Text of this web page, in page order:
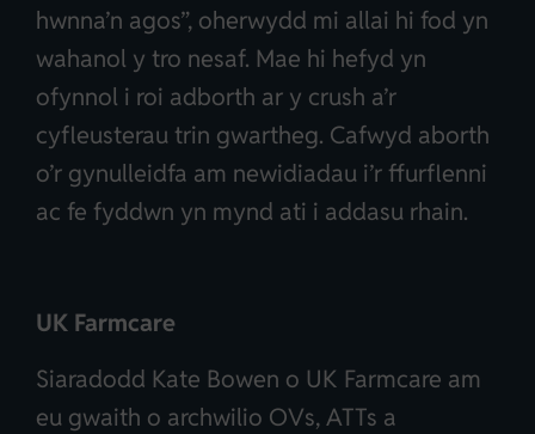
hwnna’n agos”, oherwydd mi allai hi fod yn
wahanol y tro nesaf. Mae hi hefyd yn
ofynnol i roi adborth ar y crush a’r
cyfleusterau trin gwartheg. Cafwyd aborth
o’r gynulleidfa am newidiadau i’r ffurflenni
ac fe fyddwn yn mynd ati i addasu rhain.
UK Farmcare
Siaradodd Kate Bowen o UK Farmcare am
eu gwaith o archwilio OVs, ATTs a